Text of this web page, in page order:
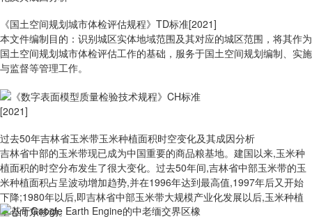
《国土空间规划城市体检评估规程》TD标准[2021]
本文件编制目的：识别城区实体地域范围及其对应的城区范围，将其作为
国土空间规划城市体检评估工作的基础，服务于国土空间规划编制、实施
与监督等管理工作。
过去50年吉林省玉米带玉米种植面积时空变化及其成因分析
吉林省中部的玉米带现已成为中国重要的商品粮基地。建国以来,玉米种
植面积的时空分布发生了很大变化。过去50年间,吉林省中部玉米带的玉
米种植面积占呈波动增加趋势,并在1996年达到最高值,1997年后又开始
下降;1980年以后,即吉林省中部玉米带大规模产业化发展以后,玉米种植
重心向东移动。